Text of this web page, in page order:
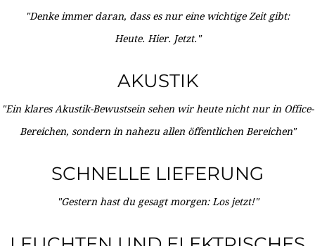
"Denke immer daran, dass es nur eine wichtige Zeit gibt:
Heute. Hier. Jetzt."
AKUSTIK
"Ein klares Akustik-Bewustsein sehen wir heute nicht nur in Office-
Bereichen, sondern in nahezu allen öffentlichen Bereichen"
SCHNELLE LIEFERUNG
"Gestern hast du gesagt morgen: Los jetzt!"